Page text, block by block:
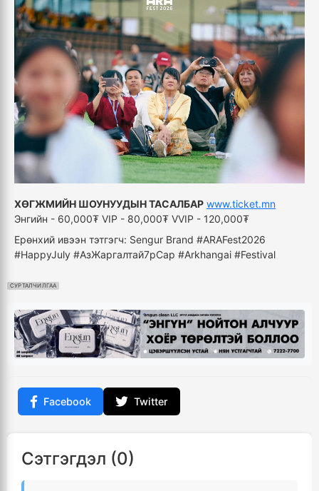
ХӨГЖМИЙН ШОУНУУДЫН ТАСАЛБАР www.ticket.mn
Энгийн - 60,000₮ VIP - 80,000₮ VVIP - 120,000₮
Ерөнхий ивээн тэтгэгч: Sengur Brand #ARAFest2026
#HappyJuly #АзЖаргалтай7рСар #Arkhangai #Festival
СУРТАЛЧИЛГАА
Facebook Twitter
Сэтгэгдэл (0)